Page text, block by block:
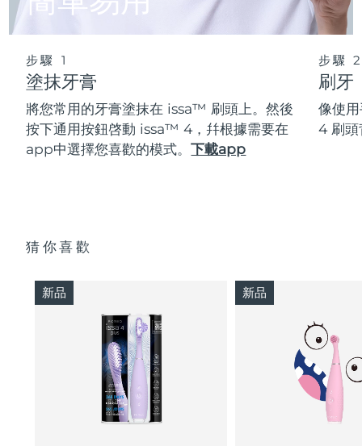
步驟 1
塗抹牙膏
將您常用的牙膏塗抹在 issa™ 刷頭上。然後
按下通用按鈕啓動 issa™ 4，幷根據需要在
app中選擇您喜歡的模式。下載app
步驟
刷牙
像使
4 刷頭
猜你喜歡
新品 新品